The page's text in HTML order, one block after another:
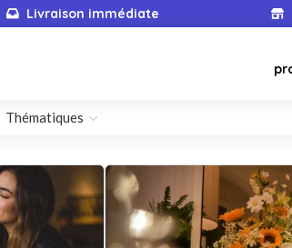
Livraison immédiate
Thématiques